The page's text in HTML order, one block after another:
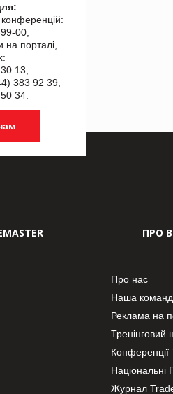
00,
порталі,
13,
383 92 39,
34.
ПРО
Про нас
Наша
Реклама на
Тренінговий
Національні
Журнал